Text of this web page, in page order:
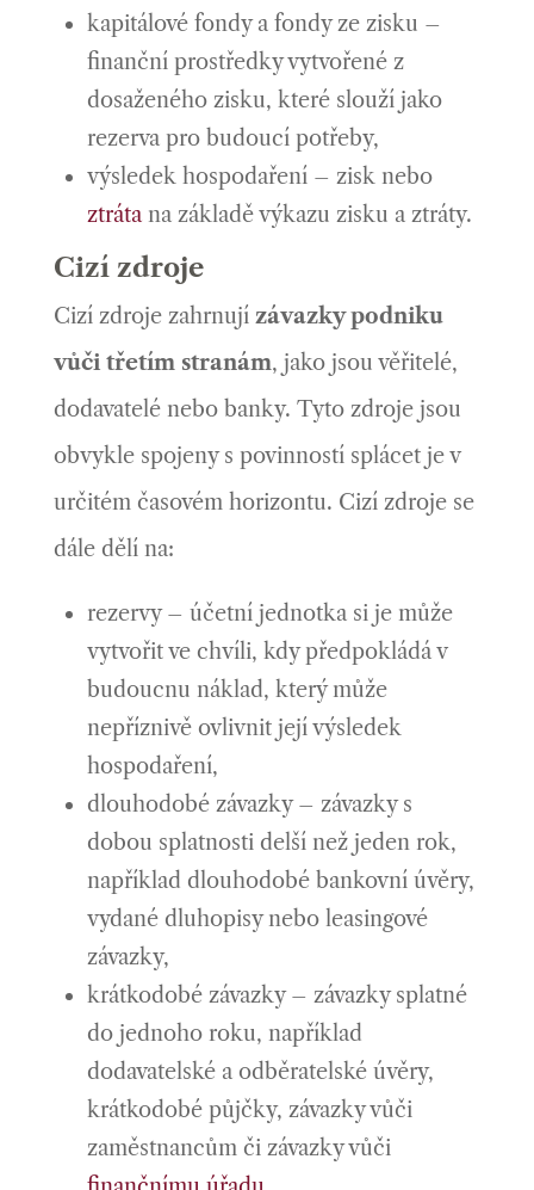
kapitálové fondy a fondy ze zisku –
finanční prostředky vytvořené z
dosaženého zisku, které slouží jako
rezerva pro budoucí potřeby,
výsledek hospodaření – zisk nebo
ztrátana základě výkazu zisku a ztráty.
Cizí zdroje
Cizí zdroje zahrnují závazky podniku
vůči třetím stranám, jako jsou věřitelé,
dodavatelé nebo banky. Tyto zdroje jsou
obvykle spojeny s povinností splácet je v
určitém časovém horizontu. Cizí zdroje se
dále dělí na:
rezervy – účetní jednotka si je může
vytvořit ve chvíli, kdy předpokládá v
budoucnu náklad, který může
nepříznivě ovlivnit její výsledek
hospodaření,
dlouhodobé závazky – závazky s
dobou splatnosti delší než jeden rok,
například dlouhodobé bankovní úvěry,
vydané dluhopisy nebo leasingové
závazky,
krátkodobé závazky – závazky splatné
do jednoho roku, například
dodavatelské a odběratelské úvěry,
krátkodobé půjčky, závazky vůči
zaměstnancům či závazky vůči